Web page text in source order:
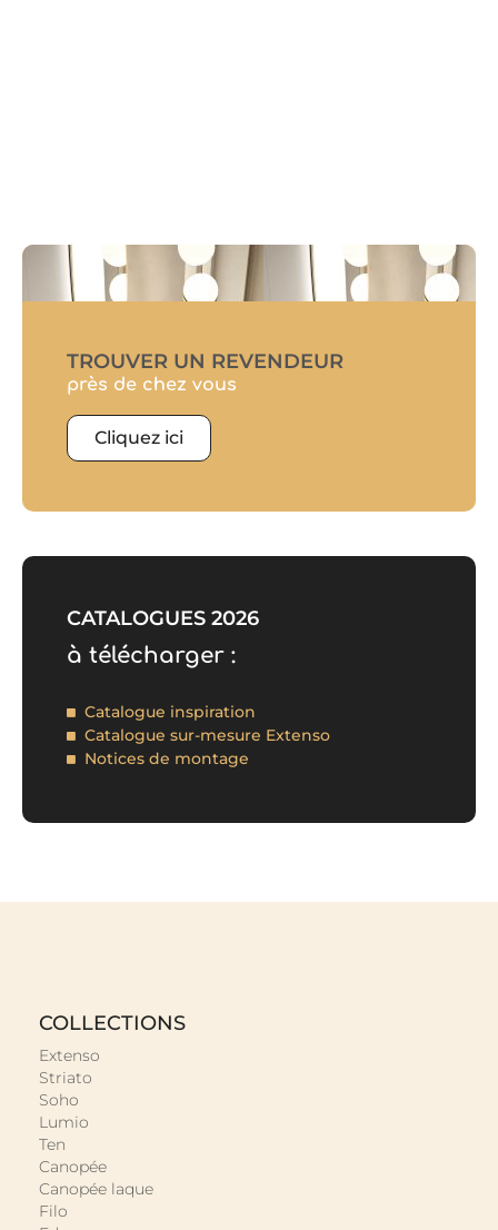
TROUVER UN REVENDEUR
près de chez vous
Cliquez ici
CATALOGUES 2026
à télécharger :
Catalogue inspiration
Catalogue sur-mesure Extenso
Notices de montage
COLLECTIONS
Extenso
Striato
Soho
Lumio
Ten
Canopée
Canopée laque
Filo